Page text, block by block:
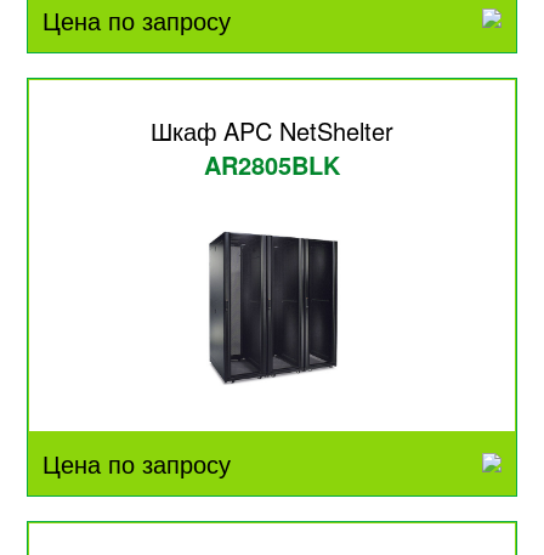
Цена по запросу
Шкаф APC NetShelter
AR2805BLK
Цена по запросу